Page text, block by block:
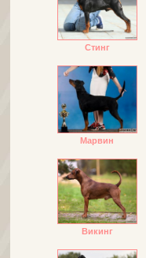
Стинг
Марвин
Викинг